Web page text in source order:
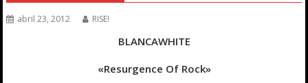
abril 23, 2012 RISE!
BLANCAWHITE
«Resurgence Of Rock»